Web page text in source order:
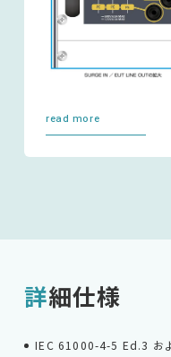
RF関連
read more
詳細仕様
IEC 61000-4-5 Ed.3 およびIEC 61000-4-12 Ed.3（RINGWAVE